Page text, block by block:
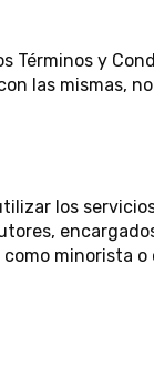
Términos y
las mismas,
los
minorista